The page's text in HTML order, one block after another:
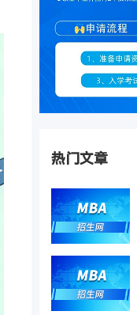
热门文章